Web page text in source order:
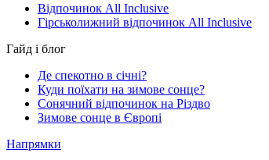
Відпочинок All Inclusive
Гірськолижний відпочинок All Inclusive
Гайд і блог
Де спекотно в січні?
Куди поїхати на зимове сонце?
Сонячний відпочинок на Різдво
Зимове сонце в Європі
Напрямки